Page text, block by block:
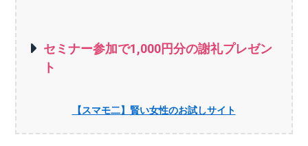
セミナー参加で1,000円分の謝礼プレゼン
ト
【スマモ二】賢い女性のお試しサイト